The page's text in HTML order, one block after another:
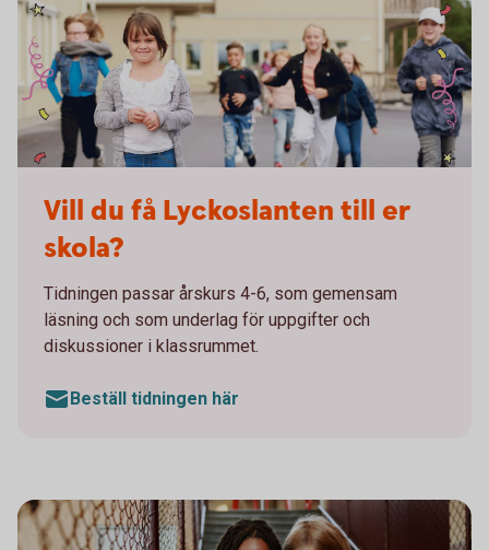
Vill du få Lyckoslanten till er
skola?
Tidningen passar årskurs 4-6, som gemensam
läsning och som underlag för uppgifter och
diskussioner i klassrummet.
Beställ tidningen här